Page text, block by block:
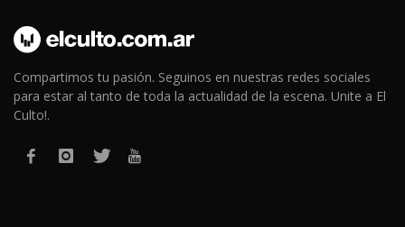
Compartimos tu pasión. Seguinos en nuestras redes sociales
para estar al tanto de toda la actualidad de la escena. Unite a El
Culto!.